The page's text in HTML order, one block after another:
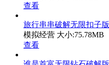
查看
旅行串串破解无限扣子版
模拟经营 大小:75.78MB
查看